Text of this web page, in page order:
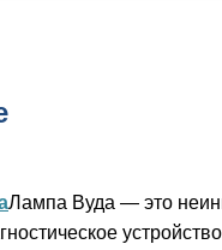
Лампа Вуда — это